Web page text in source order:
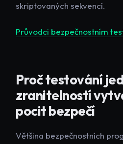
skriptovaných sekvencí.
Průvodci bezpečnostním
Proč testování
zranitelností
pocit bezpečí
Většina bezpečnostních